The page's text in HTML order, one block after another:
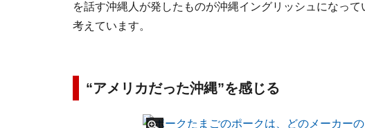
を話す沖縄人が発したものが沖縄イングリッシュになっ
考えています。
“アメリカだった沖縄”を感じる